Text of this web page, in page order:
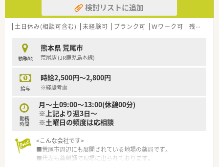
検討リストに追加
土日休み(相談可含む) 未経験可 ブランク可 Ｗワーク可 残業なし(ほぼなし含む)
勤務地
熊本県 荒尾市
荒尾駅 (JR鹿児島本線)
給与
時給2,500円～2,800円
※経験考慮
勤務
時間
月～土09:00～13:00(休憩00分)
※上記より週3日～
※土曜日の頻度は応相談
<こんな会社です>
■荒尾市周辺にも展開されている地場の薬局です。
■代表も薬剤師で現場に出られております。